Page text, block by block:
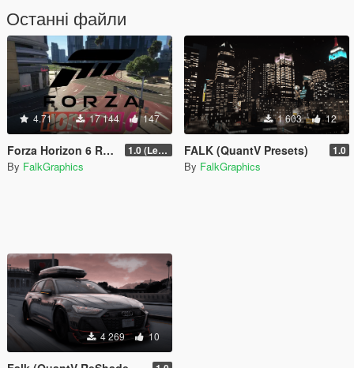
Останні файли
4.71 17 144 147
Forza Horizon 6 Roads [Legacy | Enhanced | FiveM] 1.0 (Legacy)
By FalkGraphics
1 603 12
FALK (QuantV Presets) 1.0
By FalkGraphics
4 269 10